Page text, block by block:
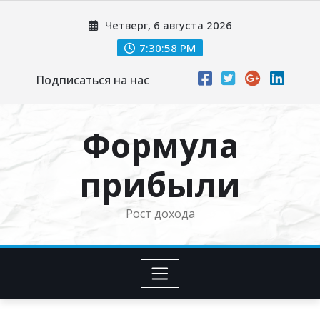
Четверг, 6 августа 2026
7:30:59 PM
Подписаться на нас
Формула
прибыли
Рост дохода